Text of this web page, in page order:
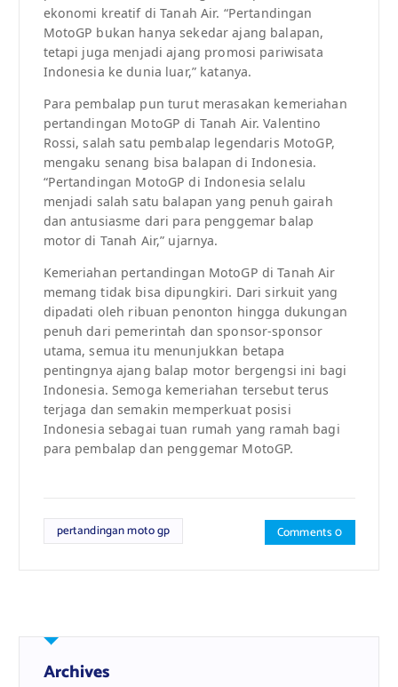
ekonomi kreatif di Tanah Air. “Pertandingan
MotoGP bukan hanya sekedar ajang balapan,
tetapi juga menjadi ajang promosi pariwisata
Indonesia ke dunia luar,” katanya.
Para pembalap pun turut merasakan kemeriahan
pertandingan MotoGP di Tanah Air. Valentino
Rossi, salah satu pembalap legendaris MotoGP,
mengaku senang bisa balapan di Indonesia.
“Pertandingan MotoGP di Indonesia selalu
menjadi salah satu balapan yang penuh gairah
dan antusiasme dari para penggemar balap
motor di Tanah Air,” ujarnya.
Kemeriahan pertandingan MotoGP di Tanah Air
memang tidak bisa dipungkiri. Dari sirkuit yang
dipadati oleh ribuan penonton hingga dukungan
penuh dari pemerintah dan sponsor-sponsor
utama, semua itu menunjukkan betapa
pentingnya ajang balap motor bergengsi ini bagi
Indonesia. Semoga kemeriahan tersebut terus
terjaga dan semakin memperkuat posisi
Indonesia sebagai tuan rumah yang ramah bagi
para pembalap dan penggemar MotoGP.
pertandingan moto gp Comments 0
Archives